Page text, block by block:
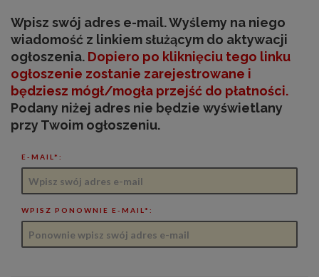
Wpisz swój adres e-mail. Wyślemy na niego
wiadomość z linkiem służącym do aktywacji
ogłoszenia. Dopiero po kliknięciu tego linku
ogłoszenie zostanie zarejestrowane i
będziesz mógł/mogła przejść do płatności.
Podany niżej adres nie będzie wyświetlany
przy Twoim ogłoszeniu.
E-MAIL*:
WPISZ PONOWNIE E-MAIL*: